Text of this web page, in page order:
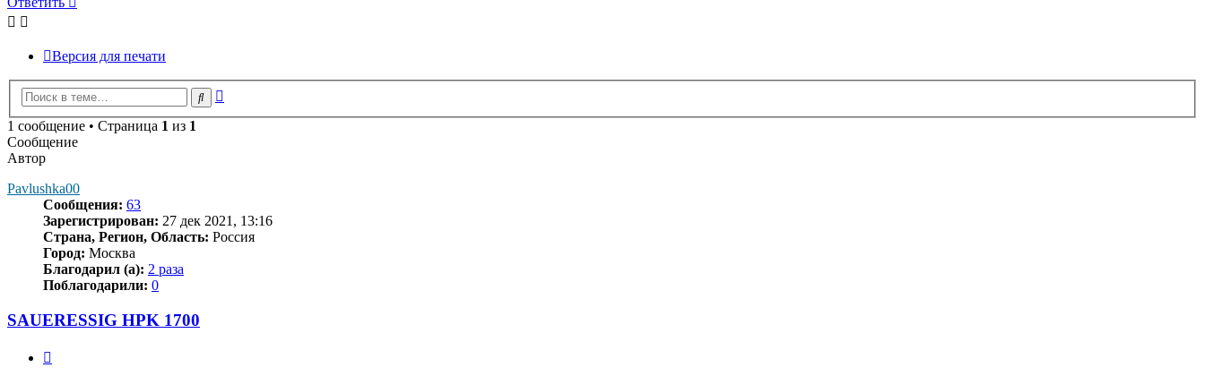
Версия для печати
Поиск
1 сообщение • Страница 1 из 1
Сообщение
Автор
Pavlushka00
Сообщения: 63
Зарегистрирован: 27 дек 2021, 13:16
Страна, Регион, Область: Россия
Город: Москва
Благодарил (а): 2 раза
Поблагодарили: 0
SAUERESSIG HPK 1700